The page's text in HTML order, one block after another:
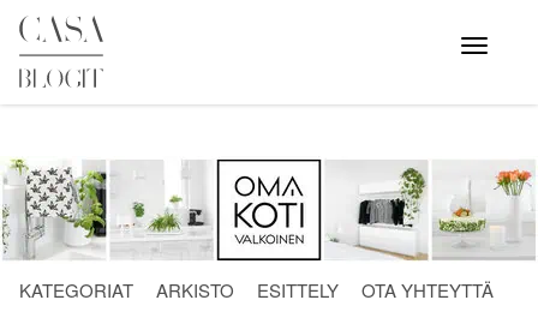
Skip
content
Avaa
valikko
KATEGORIAT ARKISTO ESITTELY OTA YHTEYTTÄ